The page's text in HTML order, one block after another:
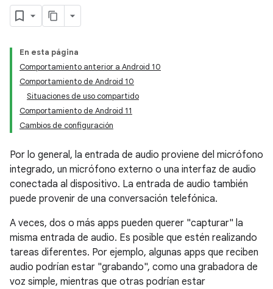
En esta página
Comportamiento anterior a Android 10
Comportamiento de Android 10
Situaciones de uso compartido
Comportamiento de Android 11
Cambios de configuración
Por lo general, la entrada de audio proviene del micrófono
integrado, un micrófono externo o una interfaz de audio
conectada al dispositivo. La entrada de audio también
puede provenir de una conversación telefónica.
A veces, dos o más apps pueden querer "capturar" la
misma entrada de audio. Es posible que estén realizando
tareas diferentes. Por ejemplo, algunas apps que reciben
audio podrían estar "grabando", como una grabadora de
voz simple, mientras que otras podrían estar